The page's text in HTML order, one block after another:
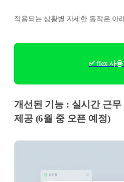
적용되는 상황별 자세한 동작은 아
✅ flex 사
개선된 기능 : 실시간 근
제공 (6월 중 오픈 예정)